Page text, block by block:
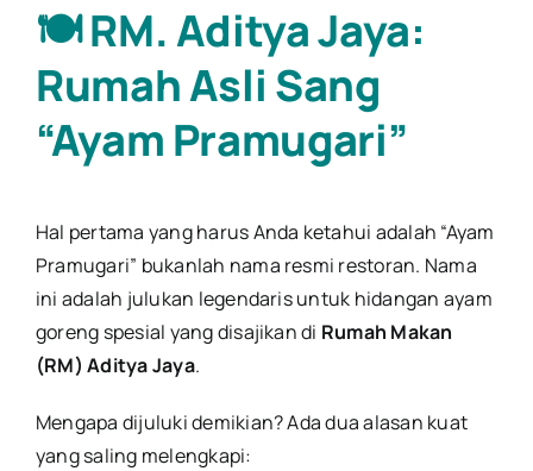
🍽️ RM. Aditya Jaya:
Rumah Asli Sang
“Ayam Pramugari”
Hal pertama yang harus Anda ketahui adalah “Ayam
Pramugari” bukanlah nama resmi restoran. Nama
ini adalah julukan legendaris untuk hidangan ayam
goreng spesial yang disajikan di Rumah Makan
(RM) Aditya Jaya.
Mengapa dijuluki demikian? Ada dua alasan kuat
yang saling melengkapi: